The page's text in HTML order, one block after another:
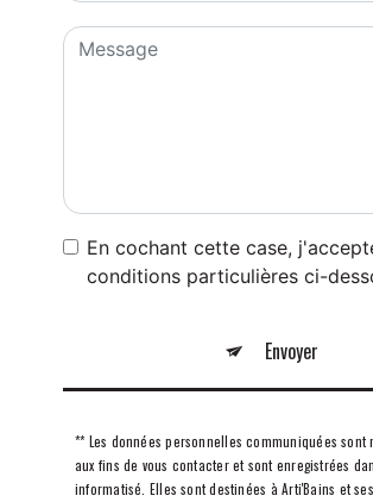
En cochant cette case,
conditions particulières ci-
Envoyer
** Les données personnelles communiquées sont
aux fins de vous contacter et sont enregistrées
informatisé. Elles sont destinées à Arti'Bains et